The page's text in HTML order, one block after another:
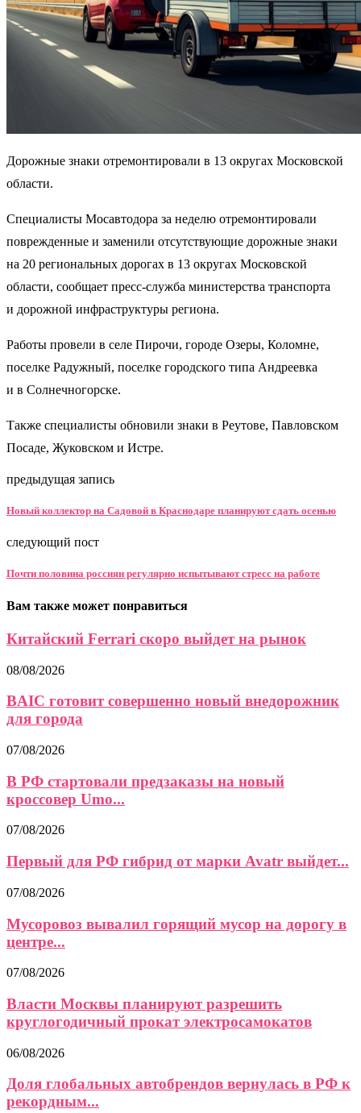
Дорожные знаки отремонтировали в 13 округах Московской
области.
Специалисты Мосавтодора за неделю отремонтировали
поврежденные и заменили отсутствующие дорожные знаки
на 20 региональных дорогах в 13 округах Московской
области, сообщает пресс-служба министерства транспорта
и дорожной инфраструктуры региона.
Работы провели в селе Пирочи, городе Озеры, Коломне,
поселке Радужный, поселке городского типа Андреевка
и в Солнечногорске.
Также специалисты обновили знаки в Реутове, Павловском
Посаде, Жуковском и Истре.
предыдущая запись
Новый коллектор на Садовой в Краснодаре планируют сдать осенью
следующий пост
Почти половина россиян регулярно испытывают стресс на работе
Вам также может понравиться
Китайский Ferrari скоро выйдет на рынок
08/08/2026
BAIC готовит совершенно новый внедорожник
для города
07/08/2026
В РФ стартовали предзаказы на новый
кроссовер Umo...
07/08/2026
Первый для РФ гибрид от марки Avatr выйдет...
07/08/2026
Мусоровоз вывалил горящий мусор на дорогу в
центре...
07/08/2026
Власти Москвы планируют разрешить
круглогодичный прокат электросамокатов
06/08/2026
Доля глобальных автобрендов вернулась в РФ к
рекордным...